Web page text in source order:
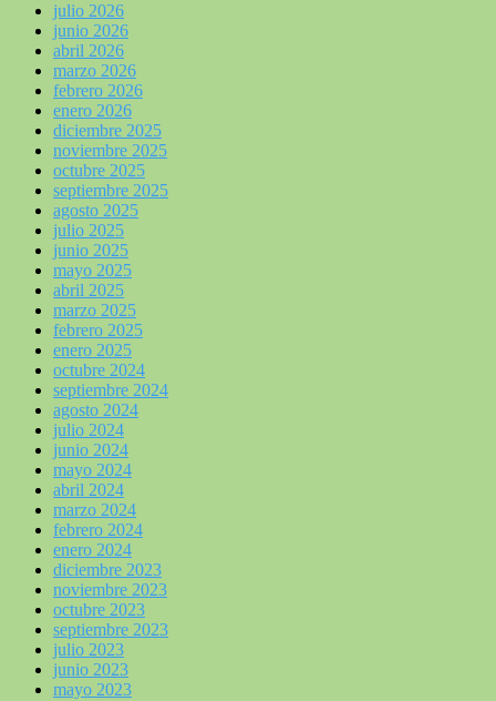
julio 2026
junio 2026
abril 2026
marzo 2026
febrero 2026
enero 2026
diciembre 2025
noviembre 2025
octubre 2025
septiembre 2025
agosto 2025
julio 2025
junio 2025
mayo 2025
abril 2025
marzo 2025
febrero 2025
enero 2025
octubre 2024
septiembre 2024
agosto 2024
julio 2024
junio 2024
mayo 2024
abril 2024
marzo 2024
febrero 2024
enero 2024
diciembre 2023
noviembre 2023
octubre 2023
septiembre 2023
julio 2023
junio 2023
mayo 2023